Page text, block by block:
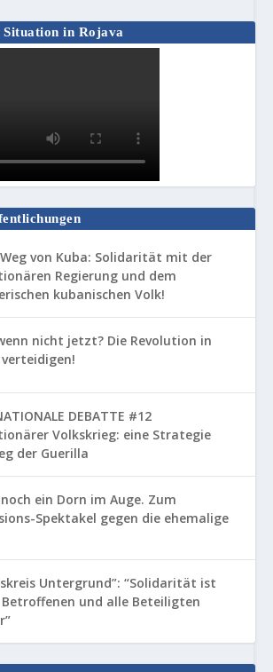
in Rojava
von Kuba: Solidarität mit der
Regierung und dem
kubanischen Volk!
nicht jetzt? Die Revolution in
verteidigen!
DEBATTE #12
Volkskrieg: eine Strategie
der Guerilla
ein Dorn im Auge. Zum
Spektakel gegen die ehemalige
Untergrund”: “Solidarität ist
und alle Beteiligten